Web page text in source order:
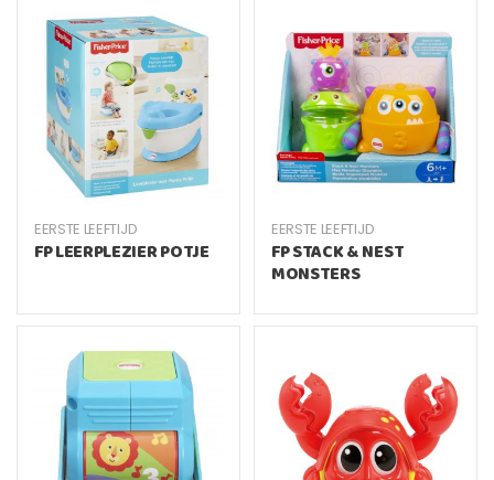
EERSTE LEEFTIJD
FP LEERPLEZIER POTJE
EERSTE LEEFTIJD
FP STACK & NEST
MONSTERS